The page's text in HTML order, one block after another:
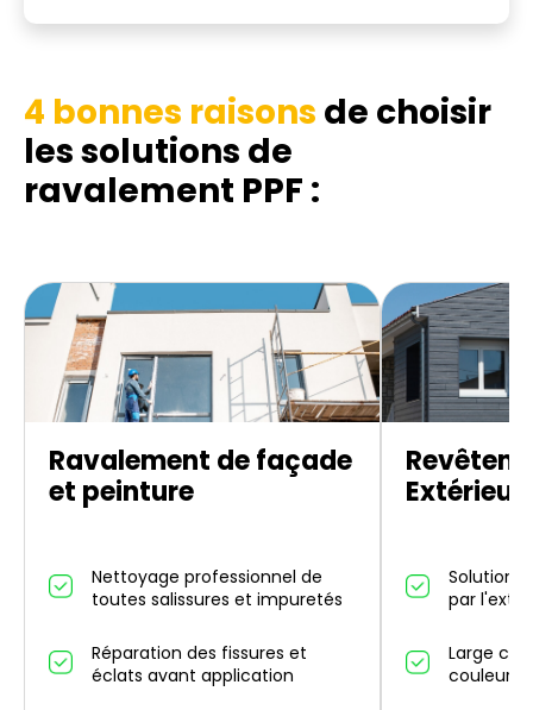
4 bonnes raisons de choisir
les solutions de
ravalement PPF :
Ravalement de façade
et peinture
Nettoyage professionnel de
toutes salissures et impuretés
Réparation des fissures et
éclats avant application
Extérieur
Solution
par
Large
couleurs